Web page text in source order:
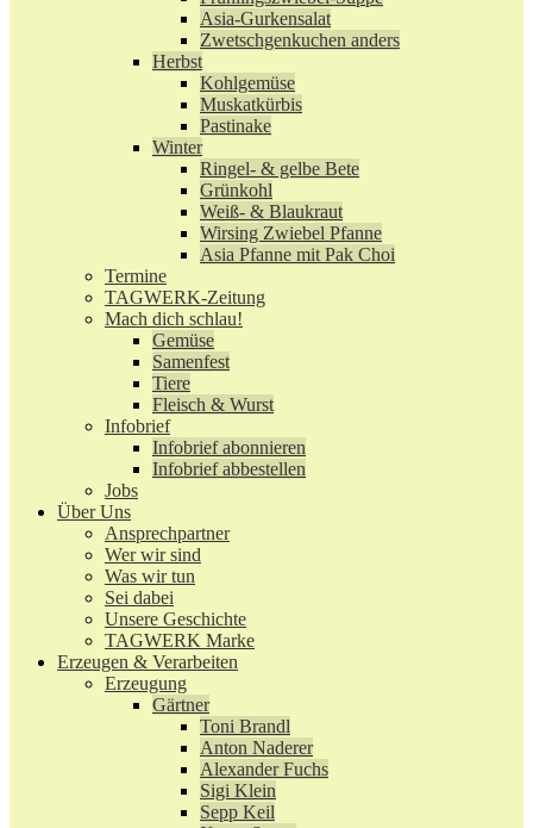
Asia-Gurkensalat
Zwetschgenkuchen anders
Herbst
Kohlgemüse
Muskatkürbis
Pastinake
Winter
Ringel- & gelbe Bete
Grünkohl
Weiß- & Blaukraut
Wirsing Zwiebel Pfanne
Asia Pfanne mit Pak Choi
Termine
TAGWERK-Zeitung
Mach dich schlau!
Gemüse
Samenfest
Tiere
Fleisch & Wurst
Infobrief
Infobrief abonnieren
Infobrief abbestellen
Jobs
Über Uns
Ansprechpartner
Wer wir sind
Was wir tun
Sei dabei
Unsere Geschichte
TAGWERK Marke
Erzeugen & Verarbeiten
Erzeugung
Gärtner
Toni Brandl
Anton Naderer
Alexander Fuchs
Sigi Klein
Sepp Keil